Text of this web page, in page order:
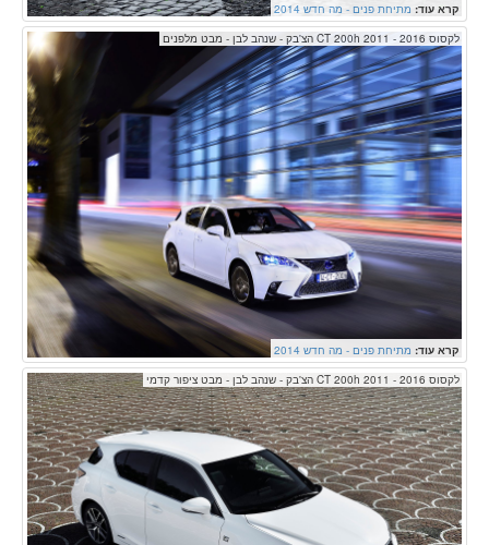
קרא עוד: מתיחת פנים - מה חדש 2014
לקסוס CT 200h 2011 - 2016 הצ'בק - שנהב לבן - מבט מלפנים
קרא עוד: מתיחת פנים - מה חדש 2014
לקסוס CT 200h 2011 - 2016 הצ'בק - שנהב לבן - מבט ציפור קדמי